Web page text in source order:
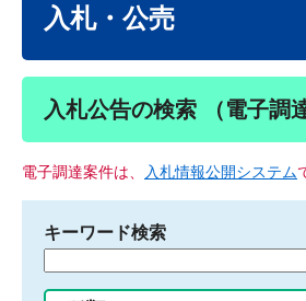
入札・公売
入札公告の検索 （電子調
電子調達案件は、 入札情報公開システム
キーワード検索